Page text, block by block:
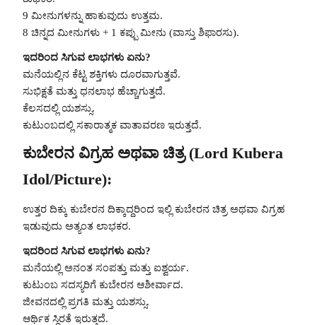
9 ಮೀನುಗಳನ್ನು ಹಾಕುವುದು ಉತ್ತಮ.
8 ಚಿನ್ನದ ಮೀನುಗಳು + 1 ಕಪ್ಪು ಮೀನು (ವಾಸ್ತು ಶಿಫಾರಸು).
ಇದರಿಂದ ಸಿಗುವ ಲಾಭಗಳು ಏನು?
ಮನೆಯಲ್ಲಿನ ಕೆಟ್ಟ ಶಕ್ತಿಗಳು ದೂರವಾಗುತ್ತವೆ.
ಸುಭಿಕ್ಷತೆ ಮತ್ತು ಧನಲಾಭ ಹೆಚ್ಚಾಗುತ್ತದೆ.
ಕೆಲಸದಲ್ಲಿ ಯಶಸ್ಸು.
ಕುಟುಂಬದಲ್ಲಿ ಸಕಾರಾತ್ಮಕ ವಾತಾವರಣ ಇರುತ್ತದೆ.
ಕುಬೇರನ ವಿಗ್ರಹ ಅಥವಾ ಚಿತ್ರ (Lord Kubera
Idol/Picture):
ಉತ್ತರ ದಿಕ್ಕು ಕುಬೇರನ ದಿಕ್ಕಾದ್ದರಿಂದ ಇಲ್ಲಿ ಕುಬೇರನ ಚಿತ್ರ ಅಥವಾ ವಿಗ್ರಹ
ಇಡುವುದು ಅತ್ಯಂತ ಲಾಭಕರ.
ಇದರಿಂದ ಸಿಗುವ ಲಾಭಗಳು ಏನು?
ಮನೆಯಲ್ಲಿ ಅನಂತ ಸಂಪತ್ತು ಮತ್ತು ಐಶ್ವರ್ಯ.
ಕುಟುಂಬ ಸದಸ್ಯರಿಗೆ ಕುಬೇರನ ಆಶೀರ್ವಾದ.
ಜೀವನದಲ್ಲಿ ಪ್ರಗತಿ ಮತ್ತು ಯಶಸ್ಸು.
ಆರ್ಥಿಕ ಸ್ಥಿರತೆ ಇರುತ್ತದೆ.